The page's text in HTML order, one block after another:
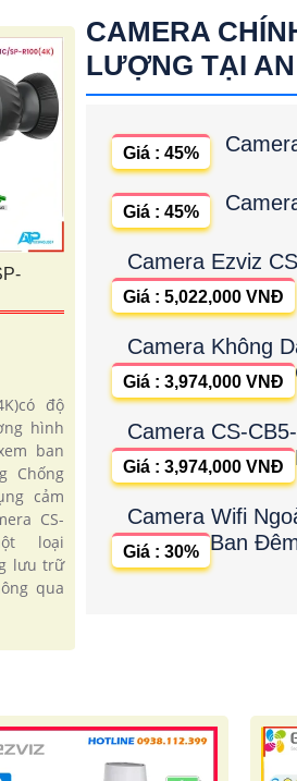
độ
hình
ban
Chống
cảm
CS-
loại
lưu trữ
qua
CAMERA
LƯỢNG TẠI
Giá : 45%
Giá : 45%
Camera Ezviz
Giá : 5,022,000 VNĐ
Camera Không
Giá : 3,974,000 VNĐ
Camera CS-
Giá : 3,974,000 VNĐ
Camera Wifi
Ban
Giá : 30%